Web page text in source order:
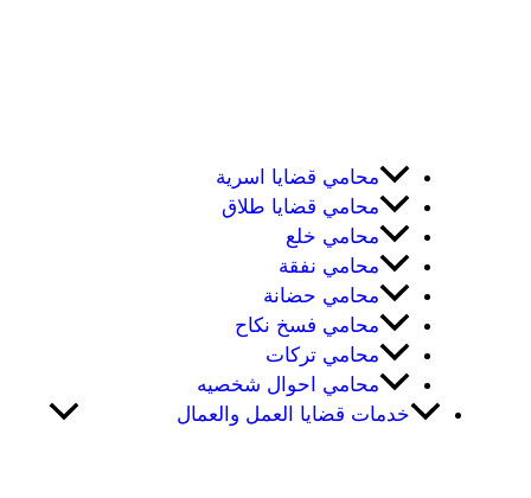
محامي قضايا اسرية
محامي قضايا طلاق
محامي خلع
محامي نفقة
محامي حضانة
محامي فسخ نكاح
محامي تركات
محامي احوال شخصيه
خدمات قضايا العمل والعمال